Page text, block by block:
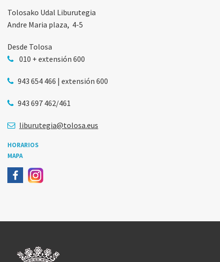
Tolosako Udal Liburutegia
Andre Maria plaza, 4-5
Desde Tolosa
010 + extensión 600
943 654 466 | extensión 600
943 697 462/461
liburutegia@tolosa.eus
HORARIOS
MAPA